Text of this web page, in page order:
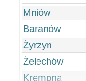
Mniów
Baranów
Żyrzyn
Żelechów
Krempna